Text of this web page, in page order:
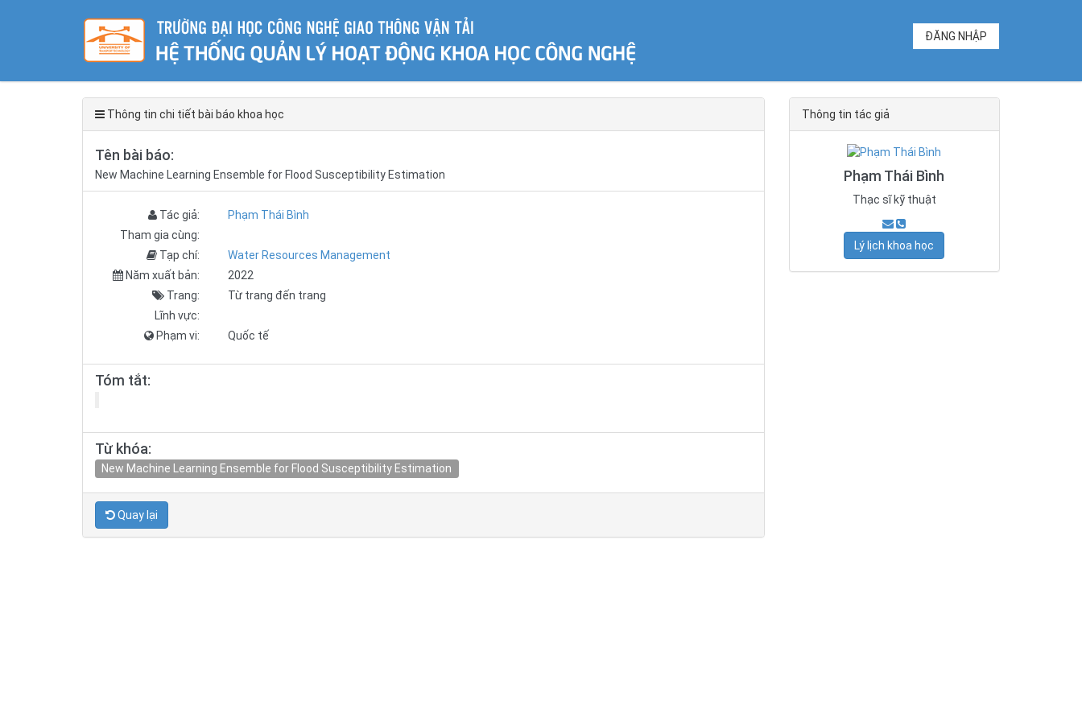
ĐĂNG NHẬP
Thông tin chi tiết bài báo khoa học
Tên bài báo:
New Machine Learning Ensemble for Flood Susceptibility Estimation
Tác giả:
Phạm Thái Bình
Tham gia cùng:
Tạp chí:
Water Resources Management
Năm xuất bản:
2022
Trang:
Từ trang đến trang
Lĩnh vực:
Phạm vi:
Quốc tế
Tóm tắt:
Từ khóa:
New Machine Learning Ensemble for Flood Susceptibility Estimation
Quay lại
Thông tin tác giả
Phạm Thái Bình
Thạc sĩ kỹ thuật
Lý lịch khoa học